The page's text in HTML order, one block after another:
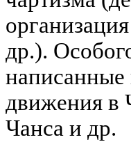
др.).
написанные
движения в
Чанса и др.